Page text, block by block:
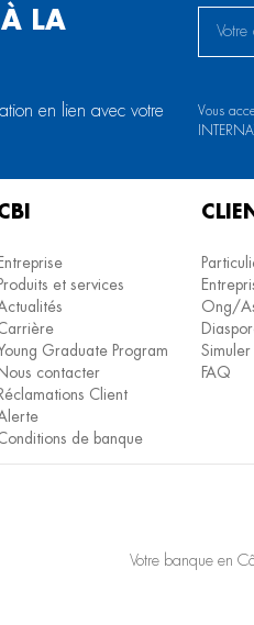
LA
en lien avec votre
Vous
et services
Graduate Program
contacter
Client
de banque
Ong/
FAQ
Votre banque en